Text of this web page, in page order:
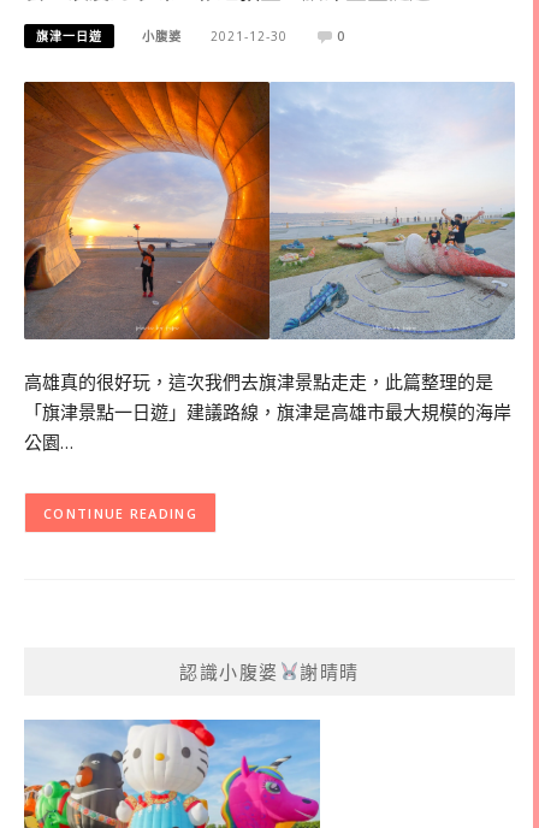
旗津一日遊 小腹婆 2021-12-30 0
高雄真的很好玩，這次我們去旗津景點走走，此篇整理的是
「旗津景點一日遊」建議路線，旗津是高雄市最大規模的海岸
公園…
CONTINUE READING
認識小腹婆 謝晴晴